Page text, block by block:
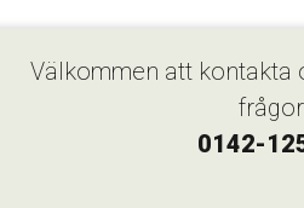
Välkommen att kontakta
frågor
0142-